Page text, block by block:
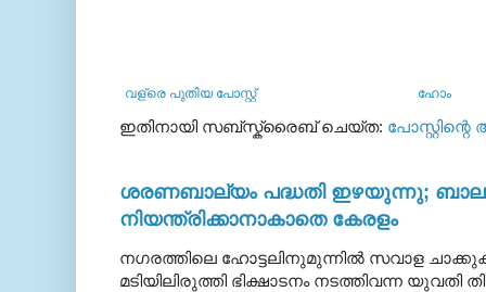
വള്രെ പുതിയ പോസ്റ്റ് ഹോം
ഇതിനായി സബ്‌സ്ക്രൈബ് ചെയ്ത:
ശരണബാല്യം പദ്ധതി ഇഴയുന്നു;
നിയന്ത്രിക്കാനാകാതെ കേരളം
നഗരത്തിലെ ഹോട്ടലിനുമുന്നിൽ സവാള
മടിയിലിരുത്തി ഭിക്ഷാടനം നടത്തിവന്ന